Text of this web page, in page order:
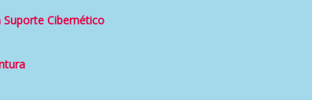
Cibernético